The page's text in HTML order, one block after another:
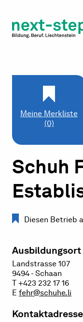
Beratung &
Schuh
Diesen Betrieb
Ausbildungsort
Landstrasse 107
9494 - Schaan
T +423 232 17 16
E fehr@schuhe.li
Kontaktadresse
Meine Merkliste
(0)